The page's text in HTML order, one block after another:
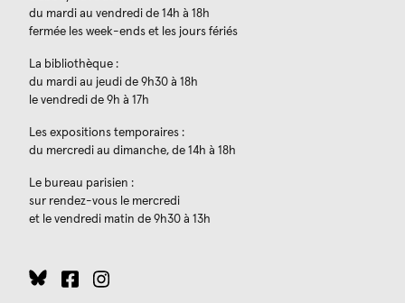
du mardi au vendredi de 14h à 18h
fermée les week-ends et les jours fériés
La bibliothèque :
du mardi au jeudi de 9h30 à 18h
le vendredi de 9h à 17h
Les expositions temporaires :
du mercredi au dimanche, de 14h à 18h
Le bureau parisien :
sur rendez-vous le mercredi
et le vendredi matin de 9h30 à 13h